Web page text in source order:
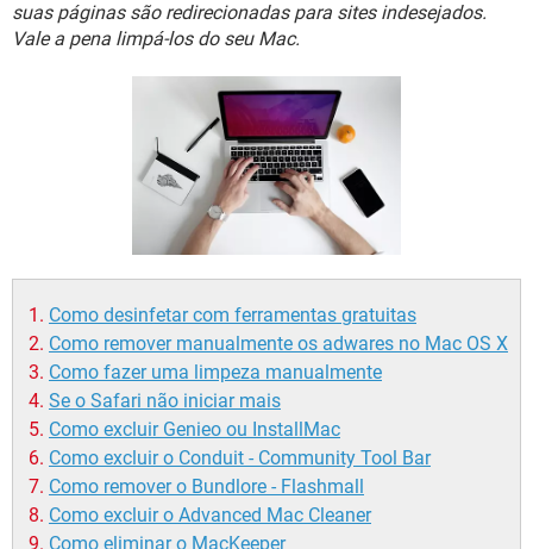
INSTAGRAM GMAIL
GUIA DE COMPRAS
OUTLOOK EXCEL
suas páginas são redirecionadas para sites indesejados.
Vale a pena limpá-los do seu Mac.
Como desinfetar com ferramentas gratuitas
Como remover manualmente os adwares no Mac OS X
Como fazer uma limpeza manualmente
Se o Safari não iniciar mais
Como excluir Genieo ou InstallMac
Como excluir o Conduit - Community Tool Bar
Como remover o Bundlore - Flashmall
Como excluir o Advanced Mac Cleaner
Como eliminar o MacKeeper